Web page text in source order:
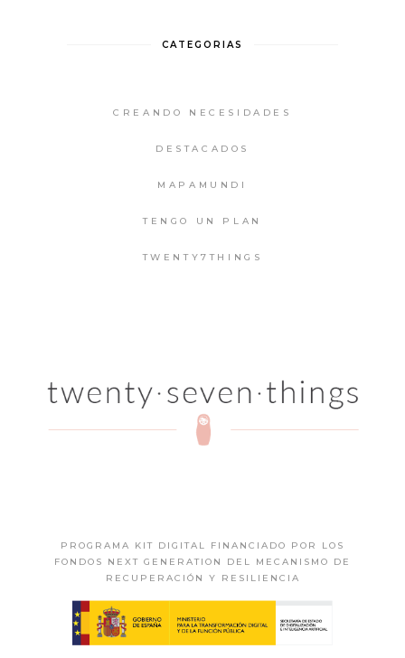
CATEGORIAS
CREANDO NECESIDADES
DESTACADOS
MAPAMUNDI
TENGO UN PLAN
TWENTY7THINGS
PROGRAMA KIT DIGITAL FINANCIADO POR LOS
FONDOS NEXT GENERATION DEL MECANISMO DE
RECUPERACIÓN Y RESILIENCIA